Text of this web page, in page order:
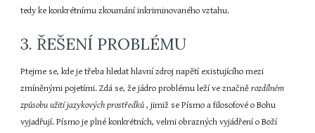
tedy ke konkrétnímu zkoumání inkriminovaného vztahu.
3. ŘEŠENÍ PROBLÉMU
Ptejme se, kde je třeba hledat hlavní zdroj napětí existujícího mezi
zmíněnými pojetími. Zdá se, že jádro problému leží ve značně rozdílném
způsobu užití jazykových prostředků , jimiž se Písmo a filosofové o Bohu
vyjadřují. Písmo je plné konkrétních, velmi obrazných vyjádření o Boží